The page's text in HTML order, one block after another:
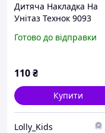
Дитяча Накладка На
Унітаз Технок 9093
Готово до відправки
110₴
Купити
Lolly_Kids